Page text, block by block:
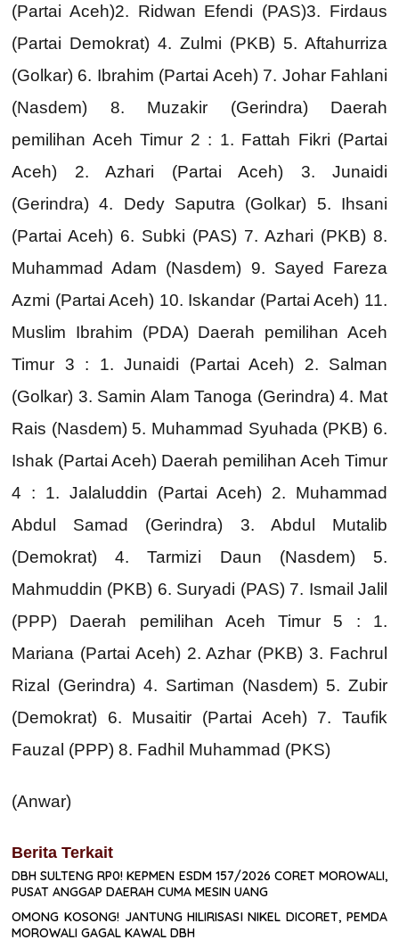
(Partai Aceh)2. Ridwan Efendi (PAS)3. Firdaus
(Partai Demokrat) 4. Zulmi (PKB) 5. Aftahurriza
(Golkar) 6. Ibrahim (Partai Aceh) 7. Johar Fahlani
(Nasdem) 8. Muzakir (Gerindra) Daerah
pemilihan Aceh Timur 2 : 1. Fattah Fikri (Partai
Aceh) 2. Azhari (Partai Aceh) 3. Junaidi
(Gerindra) 4. Dedy Saputra (Golkar) 5. Ihsani
(Partai Aceh) 6. Subki (PAS) 7. Azhari (PKB) 8.
Muhammad Adam (Nasdem) 9. Sayed Fareza
Azmi (Partai Aceh) 10. Iskandar (Partai Aceh) 11.
Muslim Ibrahim (PDA) Daerah pemilihan Aceh
Timur 3 : 1. Junaidi (Partai Aceh) 2. Salman
(Golkar) 3. Samin Alam Tanoga (Gerindra) 4. Mat
Rais (Nasdem) 5. Muhammad Syuhada (PKB) 6.
Ishak (Partai Aceh) Daerah pemilihan Aceh Timur
4 : 1. Jalaluddin (Partai Aceh) 2. Muhammad
Abdul Samad (Gerindra) 3. Abdul Mutalib
(Demokrat) 4. Tarmizi Daun (Nasdem) 5.
Mahmuddin (PKB) 6. Suryadi (PAS) 7. Ismail Jalil
(PPP) Daerah pemilihan Aceh Timur 5 : 1.
Mariana (Partai Aceh) 2. Azhar (PKB) 3. Fachrul
Rizal (Gerindra) 4. Sartiman (Nasdem) 5. Zubir
(Demokrat) 6. Musaitir (Partai Aceh) 7. Taufik
Fauzal (PPP) 8. Fadhil Muhammad (PKS)
(Anwar)
Berita Terkait
DBH SULTENG RP0! KEPMEN ESDM 157/2026 CORET MOROWALI,
PUSAT ANGGAP DAERAH CUMA MESIN UANG
OMONG KOSONG! JANTUNG HILIRISASI NIKEL DICORET, PEMDA
MOROWALI GAGAL KAWAL DBH